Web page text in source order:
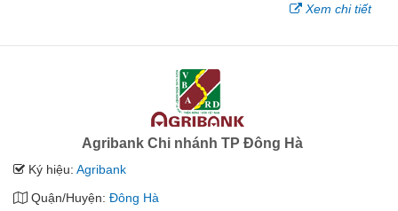
Xem chi tiết
Agribank Chi nhánh TP Đông Hà
Ký hiệu: Agribank
Quận/Huyện: Đông Hà